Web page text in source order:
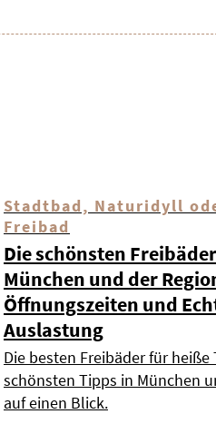
Stadtbad, Naturidyll
Freibad
Die schönsten
München und der
Öffnungszeiten und
Auslastung
Die besten Freibäder für heiße
schönsten Tipps in München
auf einen Blick.